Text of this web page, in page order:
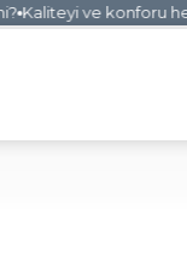
Kaliteyi ve konforu her